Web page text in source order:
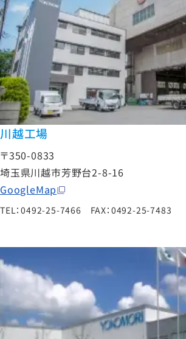
川越工場
〒350-0833
埼玉県川越市芳野台2-8-16
GoogleMap
TEL：0492-25-7466 FAX：0492-25-7483